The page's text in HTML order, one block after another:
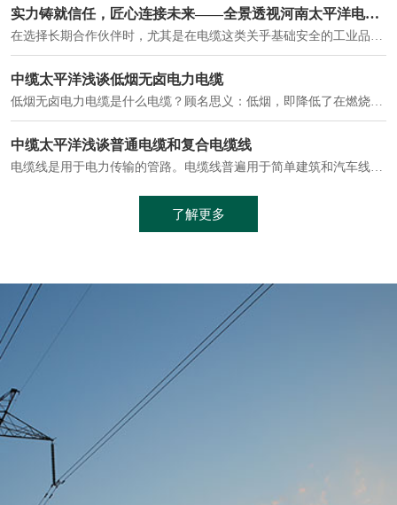
实力铸就信任，匠心连接未来——全景透视河南太平洋电缆厂
在选择长期合作伙伴时，尤其是在电缆这类关乎基础安全的工业品上，供应商的“内在实力”远比一纸报价单更重要。今天，我们邀请您“云参观”河南太平洋电缆厂，透过每一个细节，看我们如何将“可靠”二字，铸入每一米电缆。
中缆太平洋浅谈低烟无卤电力电缆
低烟无卤电力电缆是什么电缆？顾名思义：低烟，即降低了在燃烧时有害物体的产生；卤素对于人体来说是一种有毒气体，无卤就是没有毒气体的释放，通常是针对电缆遇火灾时而言的。低烟无卤电力电缆又可以称之为环保电缆，低烟无卤电缆大多数用于医院和对环境卫生要求比较严格的地方。
中缆太平洋浅谈普通电缆和复合电缆线
电缆线是用于电力传输的管路。电缆线普遍用于简单建筑和汽车线材，作为能源输送缆线，电缆线的复杂结构勿庸置疑。根据目标功能，电缆线具有以下一些特点：建筑用和车用线材要求轻质、大批量生产、价格低廉、具有相当的电学和力学性能和长时间的耐老化性能；工业用线材必须具有符合客户要求的性能；
了解更多